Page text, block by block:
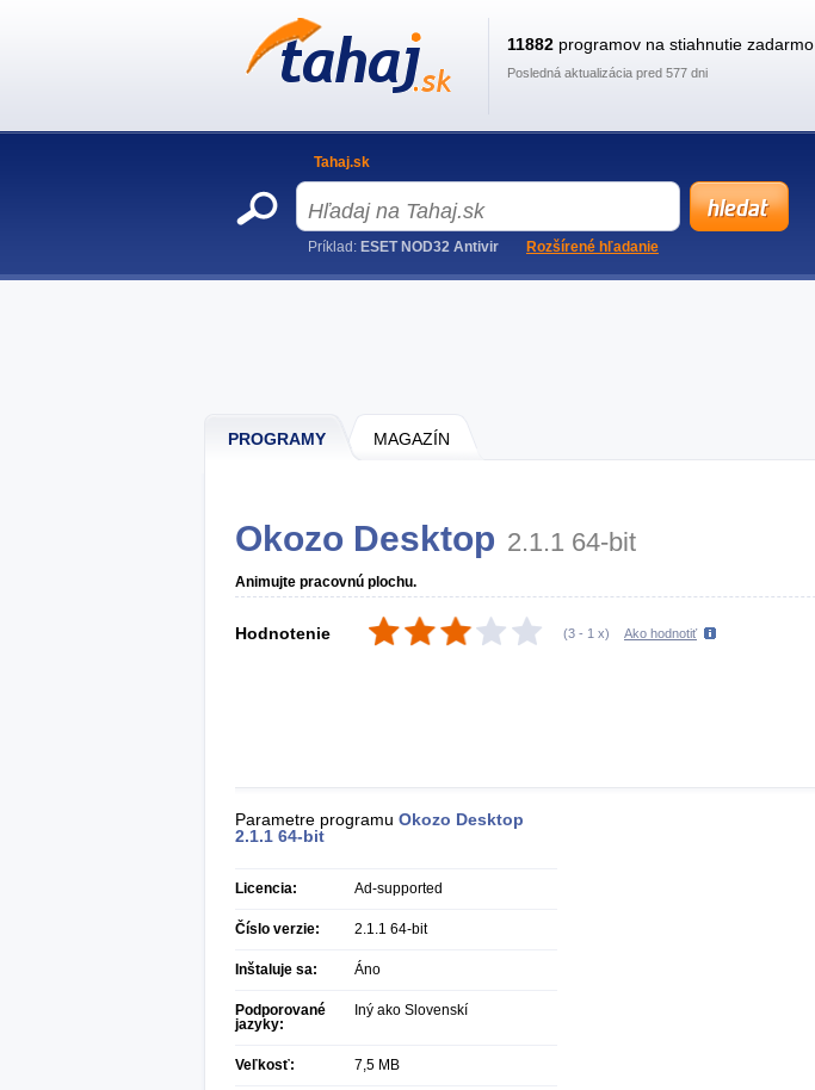
PROGRAMY MAGAZÍN
Okozo Desktop 2.1.1 64-bit
Animujte pracovnú plochu.
Hodnotenie (3 - 1 x) Ako hodnotiť
Parametre programu Okozo Desktop
2.1.1 64-bit
Licencia: Ad-supported
Číslo verzie: 2.1.1 64-bit
Inštaluje sa: Áno
Podporované
jazyky:
Iný ako Slovenskí
Veľkosť: 7,5 MB
11882 programov na stiahnutie zadarmo
Posledná aktualizácia pred 577 dni
Tahaj.sk
Príklad: ESET NOD32 Antivir Rozšírené hľadanie